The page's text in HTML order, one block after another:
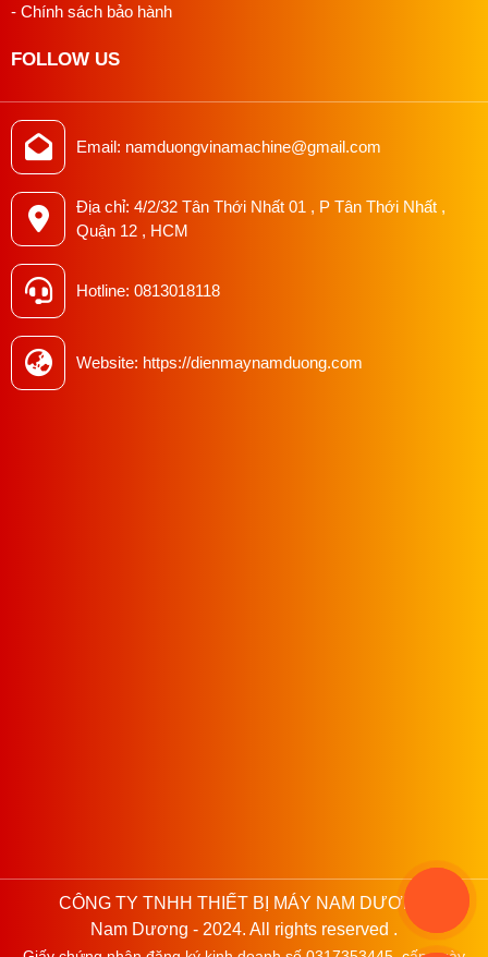
- Chính sách bảo hành
FOLLOW US
Email: namduongvinamachine@gmail.com
Địa chỉ: 4/2/32 Tân Thới Nhất 01 , P Tân Thới Nhất ,
Quận 12 , HCM
Hotline: 0813018118
Website: https://dienmaynamduong.com
CÔNG TY TNHH THIẾT BỊ MÁY NAM DƯƠNG
Nam Dương - 2024. All rights reserved .